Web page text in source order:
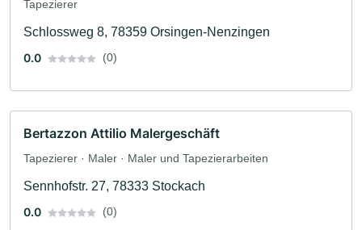
Tapezierer
Schlossweg 8, 78359 Orsingen-Nenzingen
0.0
(0)
Bertazzon Attilio Malergeschäft
Tapezierer · Maler · Maler und Tapezierarbeiten
Sennhofstr. 27, 78333 Stockach
0.0
(0)